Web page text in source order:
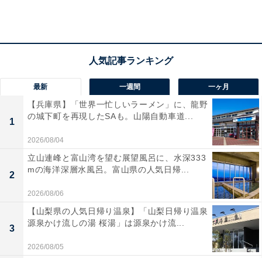
カルディでは冷凍の状態で販売されていて、マリトッツ
ォが並ぶはずのケースはほとんどいつも空。入荷待ちと
なっていることが多いので、それだけ人気のアイテムな
のだなと思っていました。
カルディのマリトッツォは、一般的なハンバーガーより
も小さなサイズです。ハンバーガーよりも小さく、マカ
最新 一週間 一ヶ月
1
【兵庫県】「世界一忙しいラーメン」に、龍野
の城下町を再現したSAも。山陽自動車道...
2026/08/04
2
立山連峰と富山湾を望む展望風呂に、水深333
mの海洋深層水風呂。富山県の人気日帰...
2026/08/06
3
【山梨県の人気日帰り温泉】「山梨日帰り温泉
源泉かけ流しの湯 桜湯」は源泉かけ流...
2026/08/05